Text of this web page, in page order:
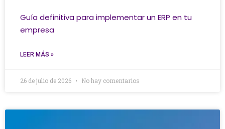
Guía definitiva para implementar un ERP en tu
empresa
LEER MÁS »
26 de julio de 2026 No hay comentarios